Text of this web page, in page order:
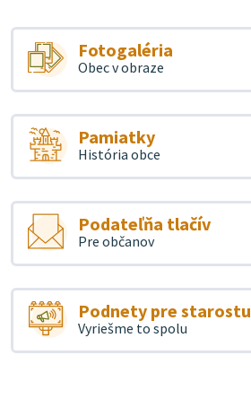
Fotogaléria
Obec v obraze
Pamiatky
História obce
Podateľňa tlačív
Pre občanov
Podnety pre starostu
Vyriešme to spolu